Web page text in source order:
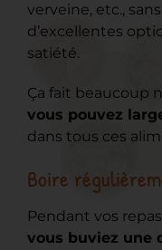
verveine, etc.,
d’excellentes
satiété.
Ça fait beaucoup
vous pouvez
dans tous ces
Boire
Pendant vos
vous buviez une